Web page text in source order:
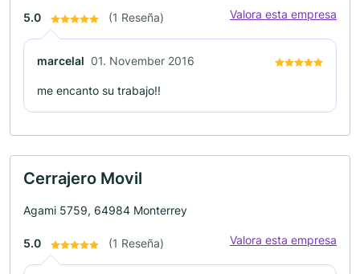
5.0 (1 Reseña) Valora esta empresa
marcelal 01. November 2016
me encanto su trabajo!!
Cerrajero Movil
Agami 5759, 64984 Monterrey
5.0 (1 Reseña) Valora esta empresa